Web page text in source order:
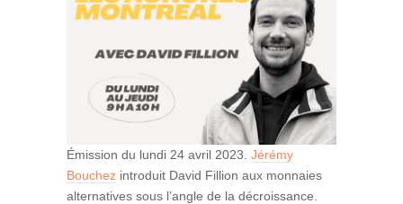
Émission du lundi 24 avril 2023. Jérémy
Bouchez introduit David Fillion aux monnaies
alternatives sous l’angle de la décroissance.